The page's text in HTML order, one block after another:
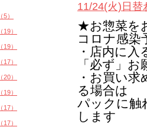
11/24(火)日替
★お惣菜を
コロナ感染
・店内に
「必ず」
・お買い
る場合は
パックに触
します
）
）
）
）
）
）
）
）